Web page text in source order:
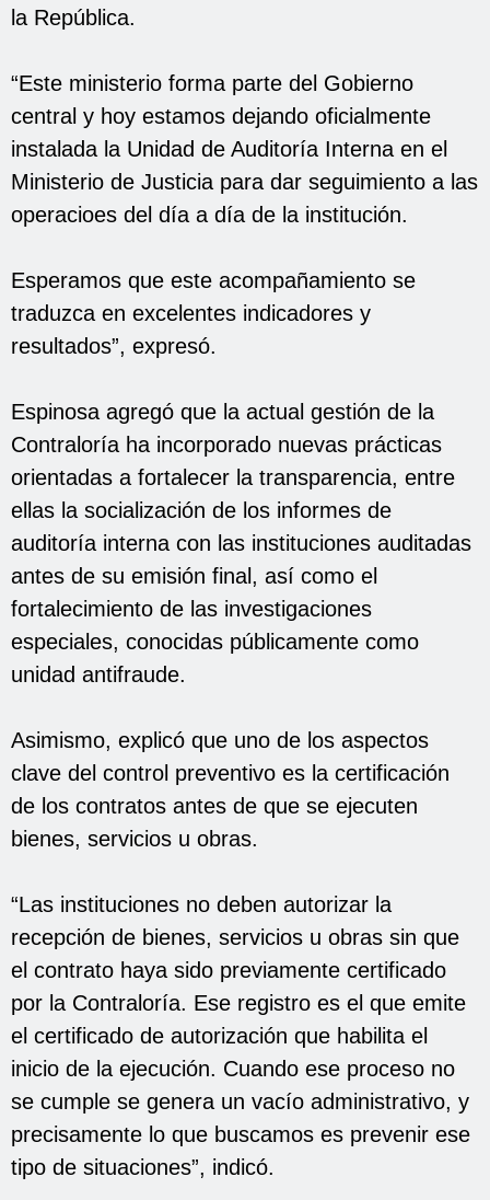
la República.
“Este ministerio forma parte del Gobierno
central y hoy estamos dejando oficialmente
instalada la Unidad de Auditoría Interna en el
Ministerio de Justicia para dar seguimiento a las
operacioes del día a día de la institución.
Esperamos que este acompañamiento se
traduzca en excelentes indicadores y
resultados”, expresó.
Espinosa agregó que la actual gestión de la
Contraloría ha incorporado nuevas prácticas
orientadas a fortalecer la transparencia, entre
ellas la socialización de los informes de
auditoría interna con las instituciones auditadas
antes de su emisión final, así como el
fortalecimiento de las investigaciones
especiales, conocidas públicamente como
unidad antifraude.
Asimismo, explicó que uno de los aspectos
clave del control preventivo es la certificación
de los contratos antes de que se ejecuten
bienes, servicios u obras.
“Las instituciones no deben autorizar la
recepción de bienes, servicios u obras sin que
el contrato haya sido previamente certificado
por la Contraloría. Ese registro es el que emite
el certificado de autorización que habilita el
inicio de la ejecución. Cuando ese proceso no
se cumple se genera un vacío administrativo, y
precisamente lo que buscamos es prevenir ese
tipo de situaciones”, indicó.